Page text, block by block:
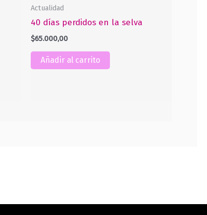
Actualidad
40 días perdidos en la selva
$65.000,00
Añadir al carrito